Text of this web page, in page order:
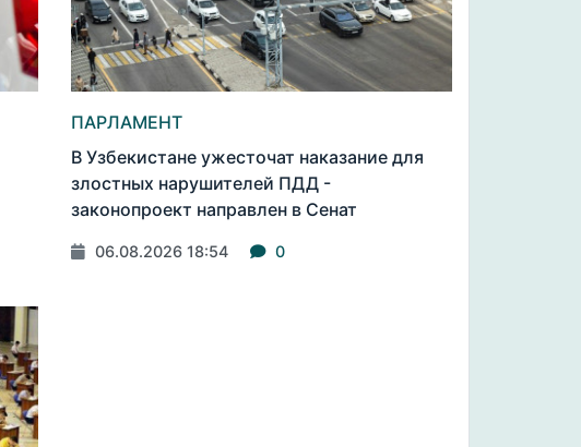
ПАРЛАМЕНТ
В Узбекистане ужесточат наказание для
злостных нарушителей ПДД -
законопроект направлен в Сенат
06.08.2026 18:54 0